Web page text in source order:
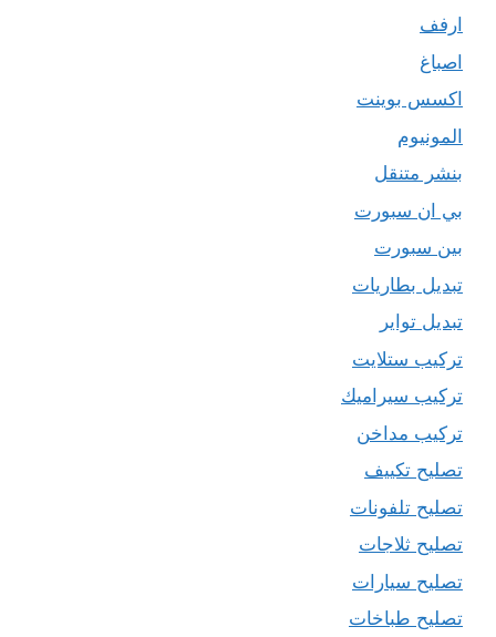
ارفف
اصباغ
اكسس بوينت
المونيوم
بنشر متنقل
بي ان سبورت
بين سبورت
تبديل بطاريات
تبديل تواير
تركيب ستلايت
تركيب سيراميك
تركيب مداخن
تصليح تكييف
تصليح تلفونات
تصليح ثلاجات
تصليح سيارات
تصليح طباخات